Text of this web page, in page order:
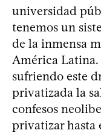
universidad
tenemos un
de la inmensa
América Latina.
sufriendo este
privatizada la
confesos
privatizar hasta